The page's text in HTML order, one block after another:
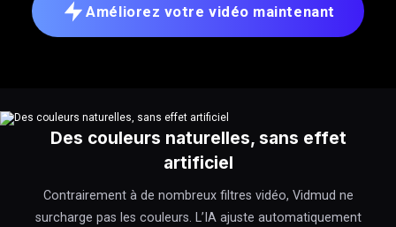
Améliorez votre vidéo maintenant
Des couleurs naturelles, sans effet
artificiel
Contrairement à de nombreux filtres vidéo, Vidmud ne
surcharge pas les couleurs. L’IA ajuste automatiquement